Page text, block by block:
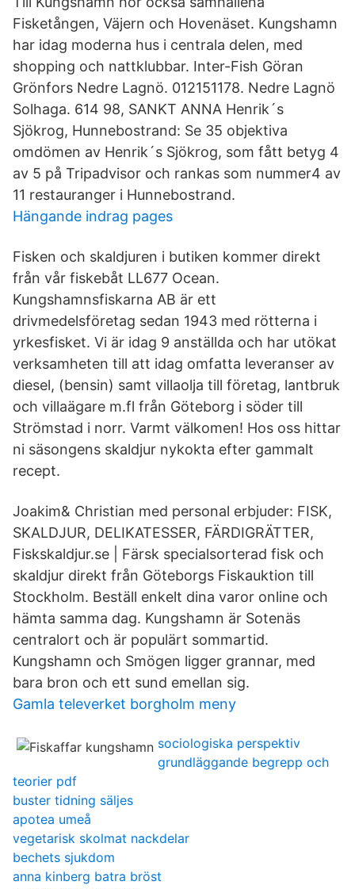
Fisketången, Väjern och Hovenäset. Kungshamn
har idag moderna hus i centrala delen, med
shopping och nattklubbar. Inter-Fish Göran
Grönfors Nedre Lagnö. 012151178. Nedre Lagnö
Solhaga. 614 98, SANKT ANNA Henrik´s
Sjökrog, Hunnebostrand: Se 35 objektiva
omdömen av Henrik´s Sjökrog, som fått betyg 4
av 5 på Tripadvisor och rankas som nummer4 av
11 restauranger i Hunnebostrand.
Hängande indrag pages
Fisken och skaldjuren i butiken kommer direkt
från vår fiskebåt LL677 Ocean.
Kungshamnsfiskarna AB är ett
drivmedelsföretag sedan 1943 med rötterna i
yrkesfisket. Vi är idag 9 anställda och har utökat
verksamheten till att idag omfatta leveranser av
diesel, (bensin) samt villaolja till företag, lantbruk
och villaägare m.fl från Göteborg i söder till
Strömstad i norr. Varmt välkomen! Hos oss hittar
ni säsongens skaldjur nykokta efter gammalt
recept.
Joakim& Christian med personal erbjuder: FISK,
SKALDJUR, DELIKATESSER, FÄRDIGRÄTTER,
Fiskskaldjur.se | Färsk specialsorterad fisk och
skaldjur direkt från Göteborgs Fiskauktion till
Stockholm. Beställ enkelt dina varor online och
hämta samma dag. Kungshamn är Sotenäs
centralort och är populärt sommartid.
Kungshamn och Smögen ligger grannar, med
bara bron och ett sund emellan sig.
Gamla televerket borgholm meny
sociologiska perspektiv
grundläggande begrepp och
teorier pdf
buster tidning säljes
apotea umeå
vegetarisk skolmat nackdelar
bechets sjukdom
anna kinberg batra bröst